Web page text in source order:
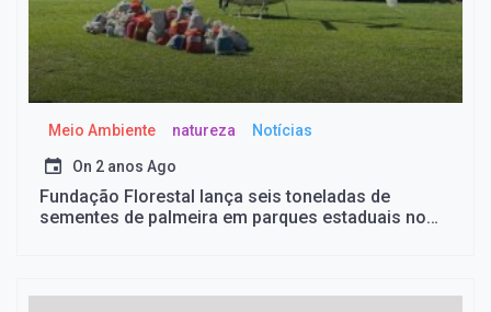
Meio Ambiente natureza Notícias
On 2 anos Ago
Fundação Florestal lança seis toneladas de
sementes de palmeira em parques estaduais no